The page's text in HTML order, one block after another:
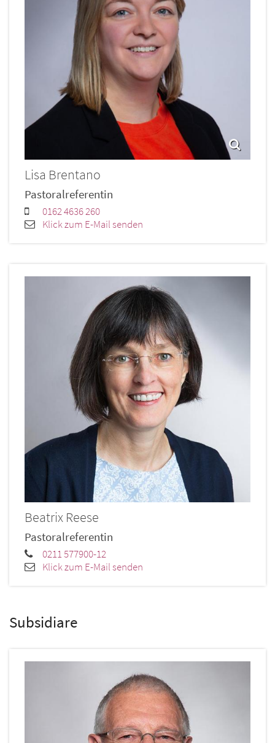
Lisa Brentano
Pastoralreferentin
0162 4636 260
Klick zum E-Mail senden
Beatrix Reese
Pastoralreferentin
0211 577900-12
Klick zum E-Mail senden
Subsidiare